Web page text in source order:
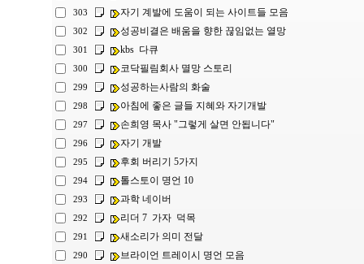
303 자기 계발에 도움이 되는 사이트들 모음
302 성공비결은 배움을 향한 끊임없는 열망
301 kbs 다큐
300 코닥필림회사 멸망 스토리
299 성공하는사람의 화술
298 아침에 좋은 글들 지혜와 자기개발
297 손희영 목사 "그렇게 살면 안됩니다"
296 자기 개발
295 후회 버리기 5가지
294 톨스토이 명언 10
293 과학 네이버
292 리더 7 가자 덕목
291 새소리가 의미 전달
290 브라이언 트레이시 명언 모음